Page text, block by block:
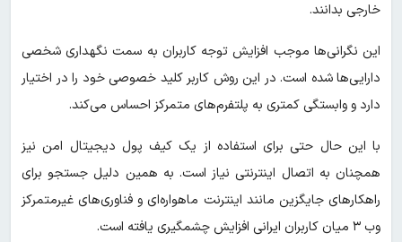
خارجی بدانند.
این نگرانی‌ها موجب افزایش توجه کاربران به سمت نگهداری شخصی
دارایی‌ها شده است. در این روش کاربر کلید خصوصی خود را در اختیار
دارد و وابستگی کمتری به پلتفرم‌های متمرکز احساس می‌کند.
با این حال حتی برای استفاده از یک کیف پول دیجیتال امن نیز
همچنان به اتصال اینترنتی نیاز است. به همین دلیل جستجو برای
راهکارهای جایگزین مانند اینترنت ماهواره‌ای و فناوری‌های غیرمتمرکز
وب ۳ میان کاربران ایرانی افزایش چشمگیری یافته است.